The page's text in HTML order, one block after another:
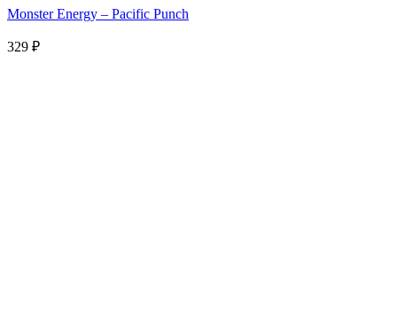
Monster Energy – Pacific Punch
329 ₽